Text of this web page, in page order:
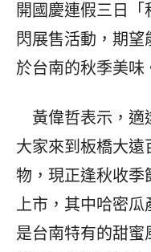
開國慶連假三日
閃展售活動，期
於台南的秋季美味
黃偉哲表示，適
大家來到板橋大
物，現正逢秋收季
上市，其中哈密瓜
是台南特有的甜